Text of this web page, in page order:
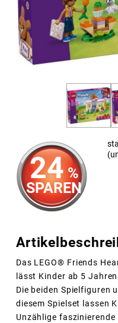
24 %
SPAREN
Das LEGO® Friends
lässt Kinder ab 5
Die beiden Spielfiguren
diesem Spielset lassen
Unzählige